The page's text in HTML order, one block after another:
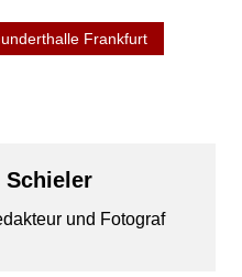
Frankfurt
Schieler
und Fotograf